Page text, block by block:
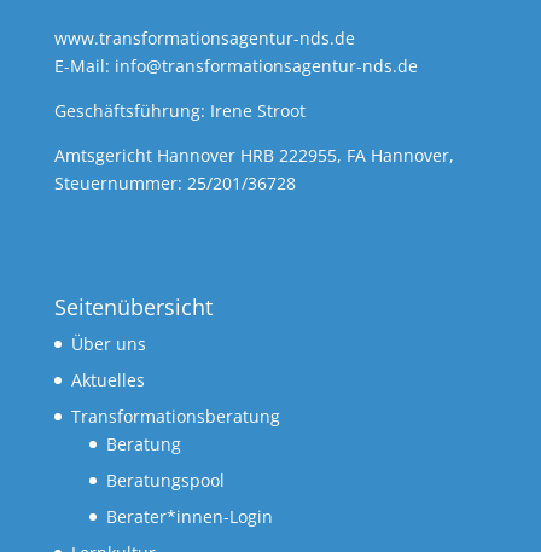
www.transformationsagentur-nds.de
E-Mail: info@transformationsagentur-nds.de
Geschäftsführung: Irene Stroot
Amtsgericht Hannover HRB 222955, FA Hannover,
Steuernummer: 25/201/36728
Seitenübersicht
Über uns
Aktuelles
Transformationsberatung
Beratung
Beratungspool
Berater*innen-Login